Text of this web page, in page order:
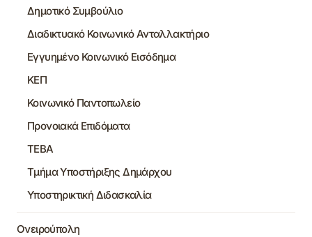
Δημοτικό Συμβούλιο
Διαδικτυακό Κοινωνικό Ανταλλακτήριο
Εγγυημένο Κοινωνικό Εισόδημα
ΚΕΠ
Κοινωνικό Παντοπωλείο
Προνοιακά Επιδόματα
ΤΕΒΑ
Τμήμα Υποστήριξης Δημάρχου
Υποστηρικτική Διδασκαλία
Ονειρούπολη